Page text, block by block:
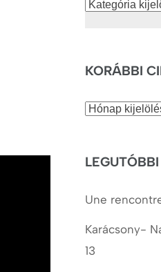
Kategóriák
KORÁBBI
Korábbi
Une
Karácsony-
13